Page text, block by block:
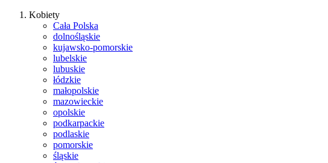
Kobiety
Cała Polska
dolnośląskie
kujawsko-pomorskie
lubelskie
lubuskie
łódzkie
małopolskie
mazowieckie
opolskie
podkarpackie
podlaskie
pomorskie
śląskie